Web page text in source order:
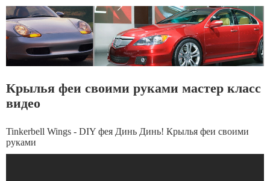
Крылья феи своими руками мастер класс
видео
Tinkerbell Wings - DIY фея Динь Динь! Крылья феи своими
руками